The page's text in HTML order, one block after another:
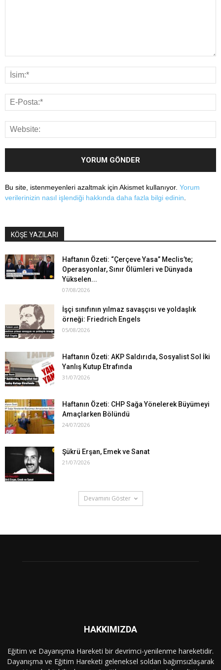
Bu site, istenmeyenleri azaltmak için Akismet kullanıyor. Yorum
verilerinizin nasıl işlendiği hakkında daha fazla bilgi edinin
KÖŞE YAZILARI
Haftanın Özeti: “Çerçeve Yasa” Meclis’te;
Operasyonlar, Sınır Ölümleri ve Dünyada
Yükselen...
07/08/2026
İşçi sınıfının yılmaz savaşçısı ve yoldaşlık
örneği: Friedrich Engels
05/08/2026
Haftanın Özeti: AKP Saldırıda, Sosyalist Sol İki
Yanlış Kutup Etrafında
31/07/2026
Haftanın Özeti: CHP Sağa Yönelerek Büyümeyi
Amaçlarken Bölündü
24/07/2026
Şükrü Erşan, Emek ve Sanat
21/07/2026
Devamını Göster
HAKKIMIZDA
Eğitim ve Dayanışma Hareketi bir devrimci-yenilenme hareketidir.
Dayanışma ve Eğitim Hareketi geleneksel soldan bağımsızlaşarak